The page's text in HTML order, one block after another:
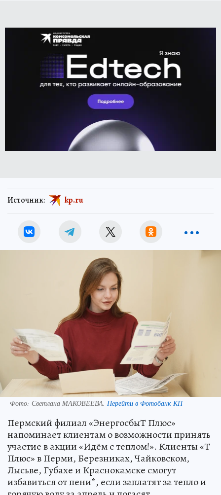
Источник: kp.ru
Фото: Светлана МАКОВЕЕВА. Перейти в Фотобанк КП
Пермский филиал «ЭнергосбыТ Плюс»
напоминает клиентам о возможности принять
участие в акции «Идём с теплом!». Клиенты «Т
Плюс» в Перми, Березниках, Чайковском,
Лысьве, Губахе и Краснокамске смогут
избавиться от пени*, если заплатят за тепло и